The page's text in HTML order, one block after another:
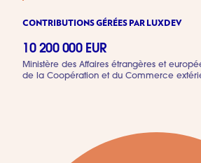
CONTRIBUTIONS GÉRÉES PAR LUXDEV
10 200 000 EUR
Ministère des Affaires étrangères et
de la Coopération et du Commerce